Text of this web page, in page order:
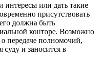
или дать такие
присутствовать
должна быть
конторе. Возможно
передаче полномочий,
суду и заносится в